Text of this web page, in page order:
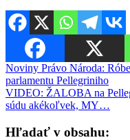
Navigácia
v
článku
Noviny Právo Národa:
parlamentu Pellegriniho
VIDEO: ŽALOBA na
súdu akékoľvek, MY…
Hľadať v obsahu: